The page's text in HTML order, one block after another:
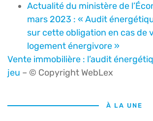
Actualité du ministère de
mars 2023 : « Audit
sur cette obligation en cas de
logement énergivore »
Vente immobilière : l’audit
jeu – © Copyright WebLex
À LA UNE